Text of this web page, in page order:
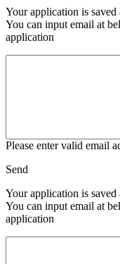
Your application is saved
You can input email at
application
Please enter valid email
Send
Your application is saved
You can input email at
application